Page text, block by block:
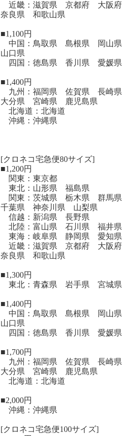
近畿：滋賀県 京都府 大阪
奈良県 和歌山県
■1,100円
中国：鳥取県 島根県 岡山
山口県
四国：徳島県 香川県 愛媛県
■1,400円
九州：福岡県 佐賀県 長崎
大分県 宮崎県 鹿児島県
北海道：北海道
沖縄：沖縄県
[クロネコ宅急便80サイズ]
■1,200円
関東：東京都
東北：山形県 福島県
関東：茨城県 栃木県 群馬
千葉県 神奈川県 山梨県
信越：新潟県 長野県
北陸：富山県 石川県 福井県
東海：岐阜県 静岡県 愛知県
近畿：滋賀県 京都府 大阪
奈良県 和歌山県
■1,300円
東北：青森県 岩手県 宮城県
■1,400円
中国：鳥取県 島根県 岡山
山口県
四国：徳島県 香川県 愛媛県
■1,700円
九州：福岡県 佐賀県 長崎
大分県 宮崎県 鹿児島県
北海道：北海道
■2,000円
沖縄：沖縄県
[クロネコ宅急便100サイズ]